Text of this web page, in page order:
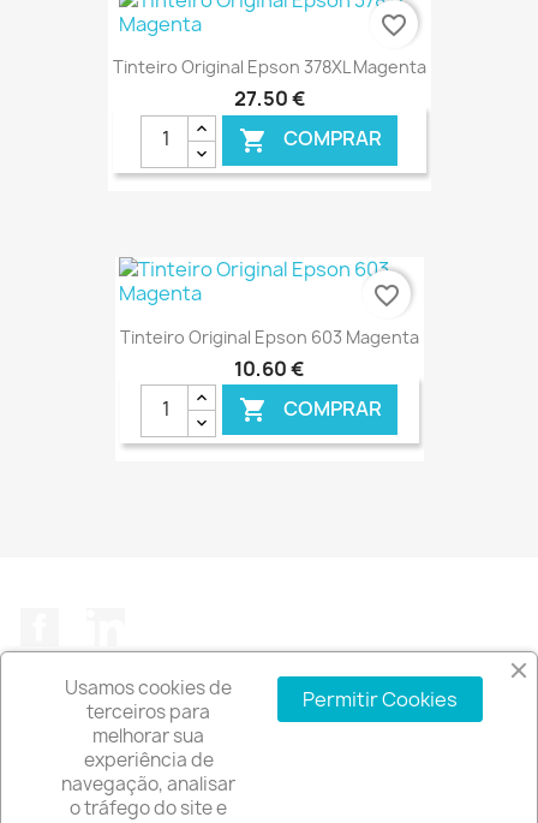
€ ONLINE
Tinteiro Original Epson 378XL Magenta
27,50 €
 COMPRAR
€ ONLINE
favorite_border
Tinteiro Original Epson 603 Magenta
10,60 €
 COMPRAR
favorite_border
A EMPRESA
Usamos cookies de
terceiros para
melhorar sua
experiência de
navegação, analisar
o tráfego do site e
Permitir Cookies